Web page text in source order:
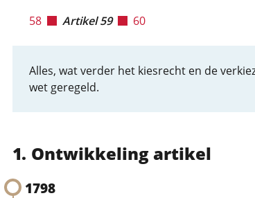
58 Artikel 59 60
Alles, wat verder het kiesrecht en de
wet geregeld.
Ontwikkeling artikel
1798